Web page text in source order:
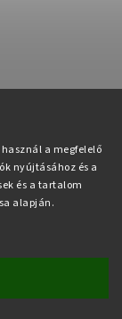
a megfelelő
nyújtásához és a
és a tartalom
alapján.